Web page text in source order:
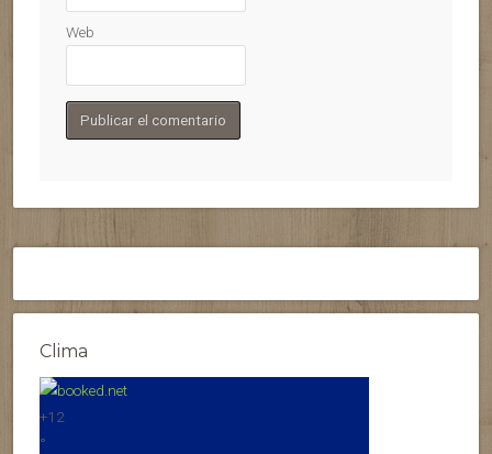
Web
Clima
+12
°